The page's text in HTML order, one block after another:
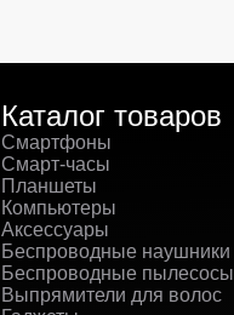
Каталог товаров
Смартфоны
Смарт-часы
Планшеты
Компьютеры
Аксессуары
Беспроводные наушники
Беспроводные пылесосы
Выпрямители для волос